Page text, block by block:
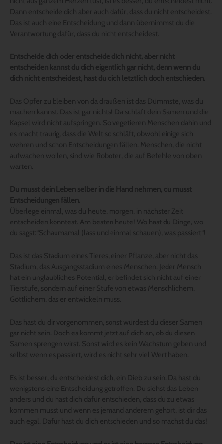
Dann entscheide dich aber auch dafür, dass du nicht entscheidest.
Das ist auch eine Entscheidung und dann übernimmst du die
Verantwortung dafür, dass du nicht entscheidest.
Entscheide dich oder entscheide dich nicht, aber nicht
entscheiden kannst du dich eigentlich gar nicht, denn wenn du
dich nicht entscheidest, hast du dich letztlich doch entschieden.
Das Opfer zu bleiben von da draußen ist das Dümmste, was du
machen kannst. Das ist gar nichts! Da schläft dein Samen und die
Kapsel wird nicht aufspringen. So vegetieren Menschen dahin und
es macht traurig, dass die Welt so schläft, obwohl einige sich
wehren und schon Entscheidungen fällen. Menschen, die nicht
aufwachen wollen, sind wie Roboter, die auf Befehle von oben
warten.
Du musst dein Leben selber in die Hand nehmen, du musst
Entscheidungen fällen.
Überlege einmal, was du heute, morgen, in nächster Zeit
entscheiden könntest. Am besten heute! Wo hast du Dinge, wo
du sagst:“Schaumamal (lass und einmal schauen), was passiert“!
Das ist das Stadium eines Tieres, einer Pflanze, aber nicht das
Stadium, das Ausgangsstadium eines Menschen. Jeder Mensch
hat ein unglaubliches Potential, er befindet sich nicht auf einer
Tierstufe, sondern auf einer Stufe von etwas Menschlichem,
Göttlichem, das er entwickeln muss.
Das hast du dir vorgenommen, sonst würdest du dieser Samen
gar nicht sein. Doch es kommt jetzt auf dich an, ob du diesen
Samen sprengen wirst. Sonst wird es kein Wachstum geben und
selbst wenn es passiert, wird es nicht sehr viel Wert haben.
Es ist besser, du entscheidest dich, ein Dieb zu sein. Da hast du
wenigstens eine Entscheidung getroffen. Du siehst das Leben
anders und du hast dich dafür entschieden, dass du zu etwas
kommen musst und wenn es jemand anderem gehört, ist dir das
auch egal. Dafür hast du dich entschieden und so machst du das!